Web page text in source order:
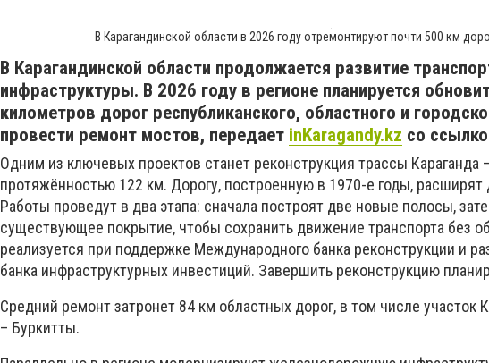
В Карагандинской области в 2026 году отремонтируют почти 500 км
В Карагандинской области продолжается развитие
инфраструктуры. В 2026 году в регионе планируется
километров дорог республиканского, областного и
провести ремонт мостов, передает inKaragandy.kz со
Одним из ключевых проектов станет реконструкция трассы Караганда
протяжённостью 122 км. Дорогу, построенную в 1970-е годы, расширят
Работы проведут в два этапа: сначала построят две новые полосы,
существующее покрытие, чтобы сохранить движение транспорта без
реализуется при поддержке Международного банка реконструкции и
банка инфраструктурных инвестиций. Завершить реконструкцию
Средний ремонт затронет 84 км областных дорог, в том числе участок
– Буркитты.